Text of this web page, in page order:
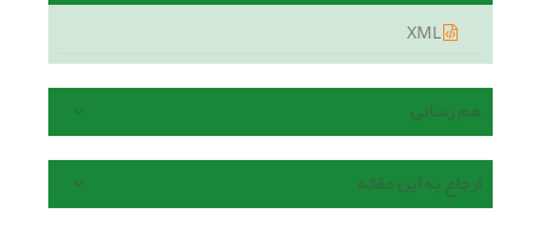
هم رسانی
ارجاع به این مقاله